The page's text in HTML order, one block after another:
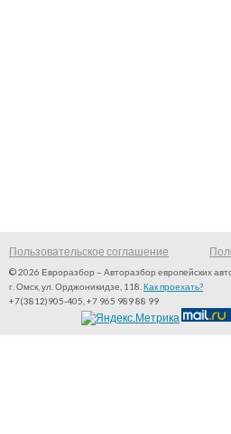
Пользовательское соглашение
© 2026 Евроразбор – Авторазбор европейских
г. Омск, ул. Орджоникидзе, 118. Как проехать?
+7(3812)905-405, +7 965 989 88 99